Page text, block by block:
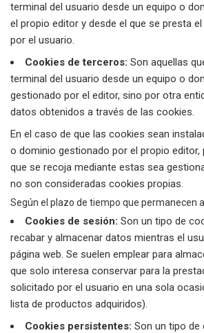
terminal del usuario desde un equipo o
el propio editor y desde el que se presta
por el usuario.
Cookies de terceros: Son aquellas
terminal del usuario desde un equipo o
gestionado por el editor, sino por otra
datos obtenidos a través de las cookies.
En el caso de que las cookies sean
o dominio gestionado por el propio
que se recoja mediante estas sea
no son consideradas cookies propias.
Según el plazo de tiempo que permanecen
Cookies de sesión: Son un tipo de
recabar y almacenar datos mientras el
página web. Se suelen emplear para
que solo interesa conservar para la
solicitado por el usuario en una sola
lista de productos adquiridos).
Cookies persistentes: Son un tipo de